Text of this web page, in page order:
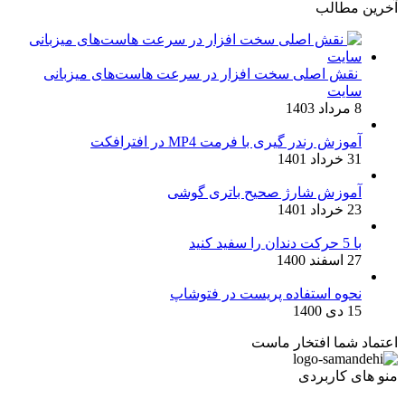
آخرین مطالب
نقش اصلی سخت افزار در سرعت هاست‌های میزبانی
سایت
8 مرداد 1403
آموزش رندر گیری با فرمت MP4 در افترافکت
31 خرداد 1401
آموزش شارژ صحیح باتری گوشی
23 خرداد 1401
با 5 حرکت دندان را سفید کنید
27 اسفند 1400
نحوه استفاده پریست در فتوشاپ
15 دی 1400
اعتماد شما افتخار ماست
منو های کاربردی